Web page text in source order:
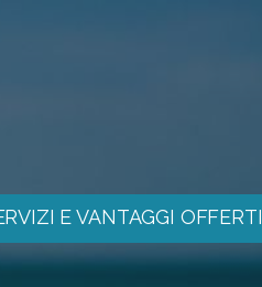
E VANTAGGI OFFERTI